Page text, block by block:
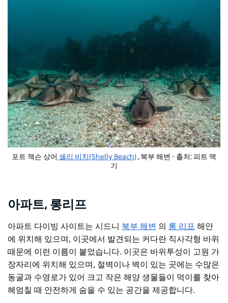
포트 잭슨 상어 셸리 비치(Shelly Beach), 북부 해변 - 출처: 피트 맥
기
아파트, 롱리프
아파트 다이빙 사이트는 시드니 북부 해변 의 롱 리프 해안
에 위치해 있으며, 이곳에서 발견되는 커다란 직사각형 바위
때문에 이런 이름이 붙었습니다. 이곳은 바위투성이 고원 가
장자리에 위치해 있으며, 절벽이나 벽이 있는 곳에는 수많은
동굴과 수영로가 있어 크고 작은 해양 생물들이 먹이를 찾아
헤엄칠 때 안전하게 숨을 수 있는 공간을 제공합니다.